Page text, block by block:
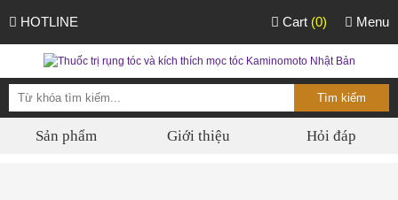
HOTLINE Menu
Cart (0)
Sản phẩm Giới thiệu Hỏi đáp